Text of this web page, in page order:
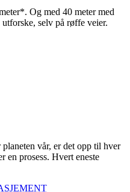
Og med 40 meter med
selv på røffe veier.
vår, er det opp til hver
en prosess. Hvert eneste